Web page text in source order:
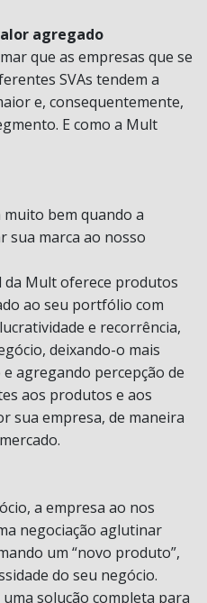
agregado
que as empresas que se
SVAs tendem a
e, consequentemente,
E como a Mult
bem quando a
sua marca ao nosso
da Mult oferece produtos
ao seu portfólio com
e recorrência,
deixando-o mais
agregando percepção de
aos produtos e aos
sua empresa, de maneira
a empresa ao nos
negociação aglutinar
um “novo produto”,
do seu negócio.
solução completa para